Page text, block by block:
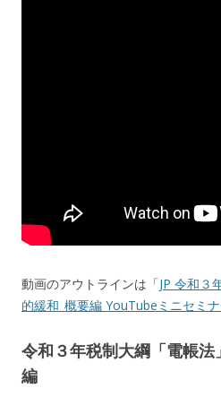
動画のアウトラインは「JP 令和３
的緩和_概要編 YouTubeミニセミ
令和３年税制大綱「電帳法
編